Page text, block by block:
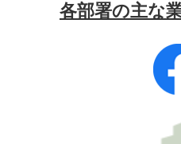
各部署の主な